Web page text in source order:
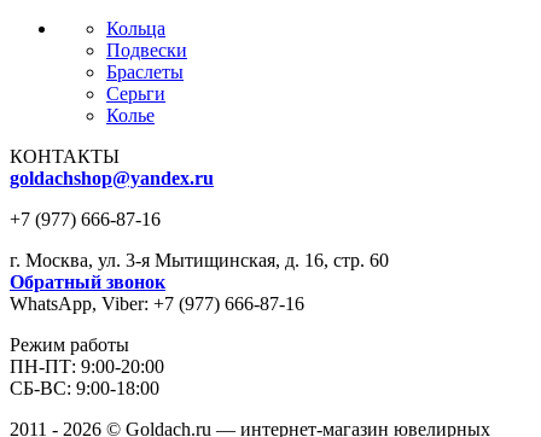
Кольца
Подвески
Браслеты
Серьги
Колье
КОНТАКТЫ
goldachshop@yandex.ru
+7 (977) 666-87-16
г. Москва, ул. 3-я Мытищинская, д. 16, стр. 60
Обратный звонок
WhatsApp, Viber: +7 (977) 666-87-16
Режим работы
ПН-ПТ: 9:00-20:00
СБ-ВС: 9:00-18:00
2011 - 2026 © Goldach.ru — интернет-магазин ювелирных